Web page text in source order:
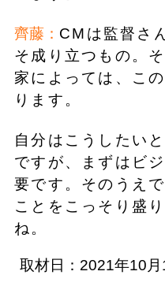
齊藤： CMは監督さ
そ成り立つもの。
家によっては、こ
ります。
自分はこうしたい
ですが、まずはビ
要です。そのうえ
ことをこっそり盛
ね。
取材日：2021年10